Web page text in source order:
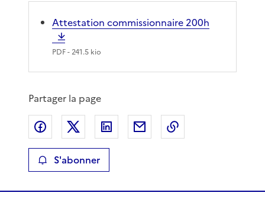
Attestation commissionnaire 200h
PDF- 241.5 kio
Partager la page
Partager sur Facebook
Partager sur XPartager sur LinkedIn
Partager par email
S'abonner